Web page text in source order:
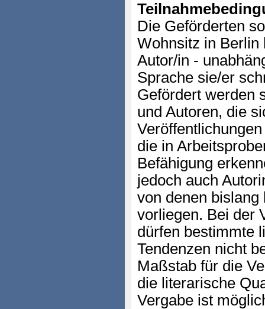
Die Geförderten
Wohnsitz in Berlin
Autor/in -
Sprache sie/er
Gefördert werden
und Autoren, die
die in
Befähigung
jedoch auch
von denen bislang
vorliegen. Bei der
dürfen bestimmte
Tendenzen nicht
Maßstab für die
die literarische
Vergabe ist